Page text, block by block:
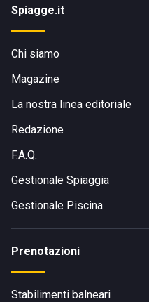
Spiagge.it
Chi siamo
Magazine
La nostra linea editoriale
Redazione
F.A.Q.
Gestionale Spiaggia
Gestionale Piscina
Prenotazioni
Stabilimenti balneari